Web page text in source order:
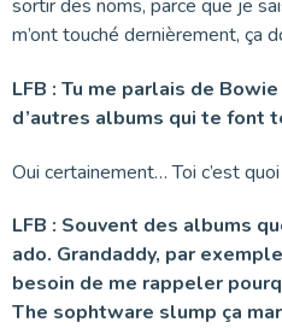
sortir des noms, parce que je
m’ont touché dernièrement, ça
LFB : Tu me parlais de
d’autres albums qui te font
Oui certainement… Toi c’est
LFB : Souvent des albums
ado. Grandaddy, par
besoin de me rappeler
The sophtware slump ça